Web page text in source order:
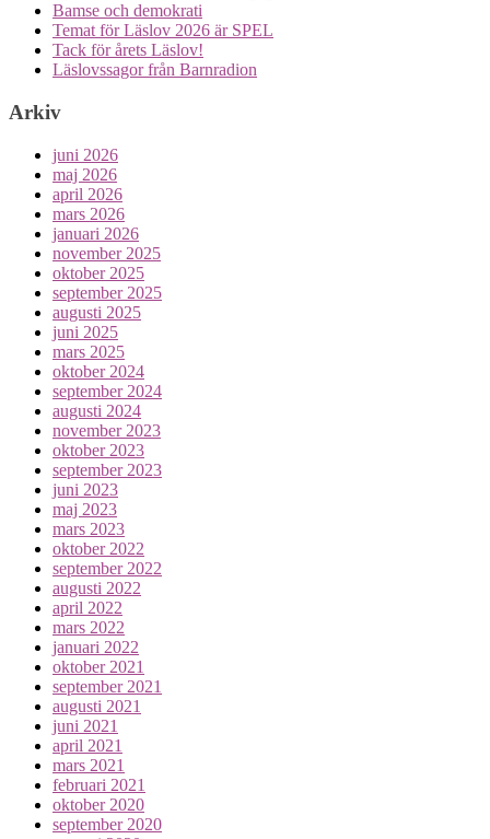
Bamse och demokrati
Temat för Läslov 2026 är SPEL
Tack för årets Läslov!
Läslovssagor från Barnradion
Arkiv
juni 2026
maj 2026
april 2026
mars 2026
januari 2026
november 2025
oktober 2025
september 2025
augusti 2025
juni 2025
mars 2025
oktober 2024
september 2024
augusti 2024
november 2023
oktober 2023
september 2023
juni 2023
maj 2023
mars 2023
oktober 2022
september 2022
augusti 2022
april 2022
mars 2022
januari 2022
oktober 2021
september 2021
augusti 2021
juni 2021
april 2021
mars 2021
februari 2021
oktober 2020
september 2020